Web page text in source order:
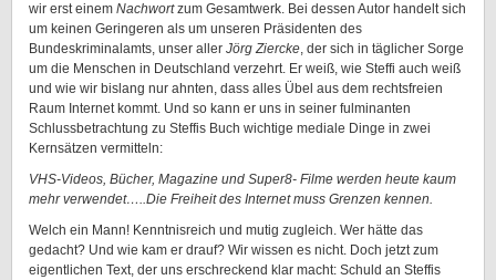
wir erst einem Nachwortzum Gesamtwerk. Bei dessen Autor handelt sich
um keinen Geringeren als um unseren Präsidenten des
Bundeskriminalamts, unser aller Jörg Ziercke, der sich in täglicher Sorge
um die Menschen in Deutschland verzehrt. Er weiß, wie Steffi auch weiß
und wie wir bislang nur ahnten, dass alles Übel aus dem rechtsfreien
Raum Internet kommt. Und so kann er uns in seiner fulminanten
Schlussbetrachtung zu Steffis Buch wichtige mediale Dinge in zwei
Kernsätzen vermitteln:
VHS-Videos, Bücher, Magazine und Super8- Filme werden heute kaum
mehr verwendet…..Die Freiheit des Internet muss Grenzen kennen.
Welch ein Mann! Kenntnisreich und mutig zugleich. Wer hätte das
gedacht? Und wie kam er drauf? Wir wissen es nicht. Doch jetzt zum
eigentlichen Text, der uns erschreckend klar macht: Schuld an Steffis